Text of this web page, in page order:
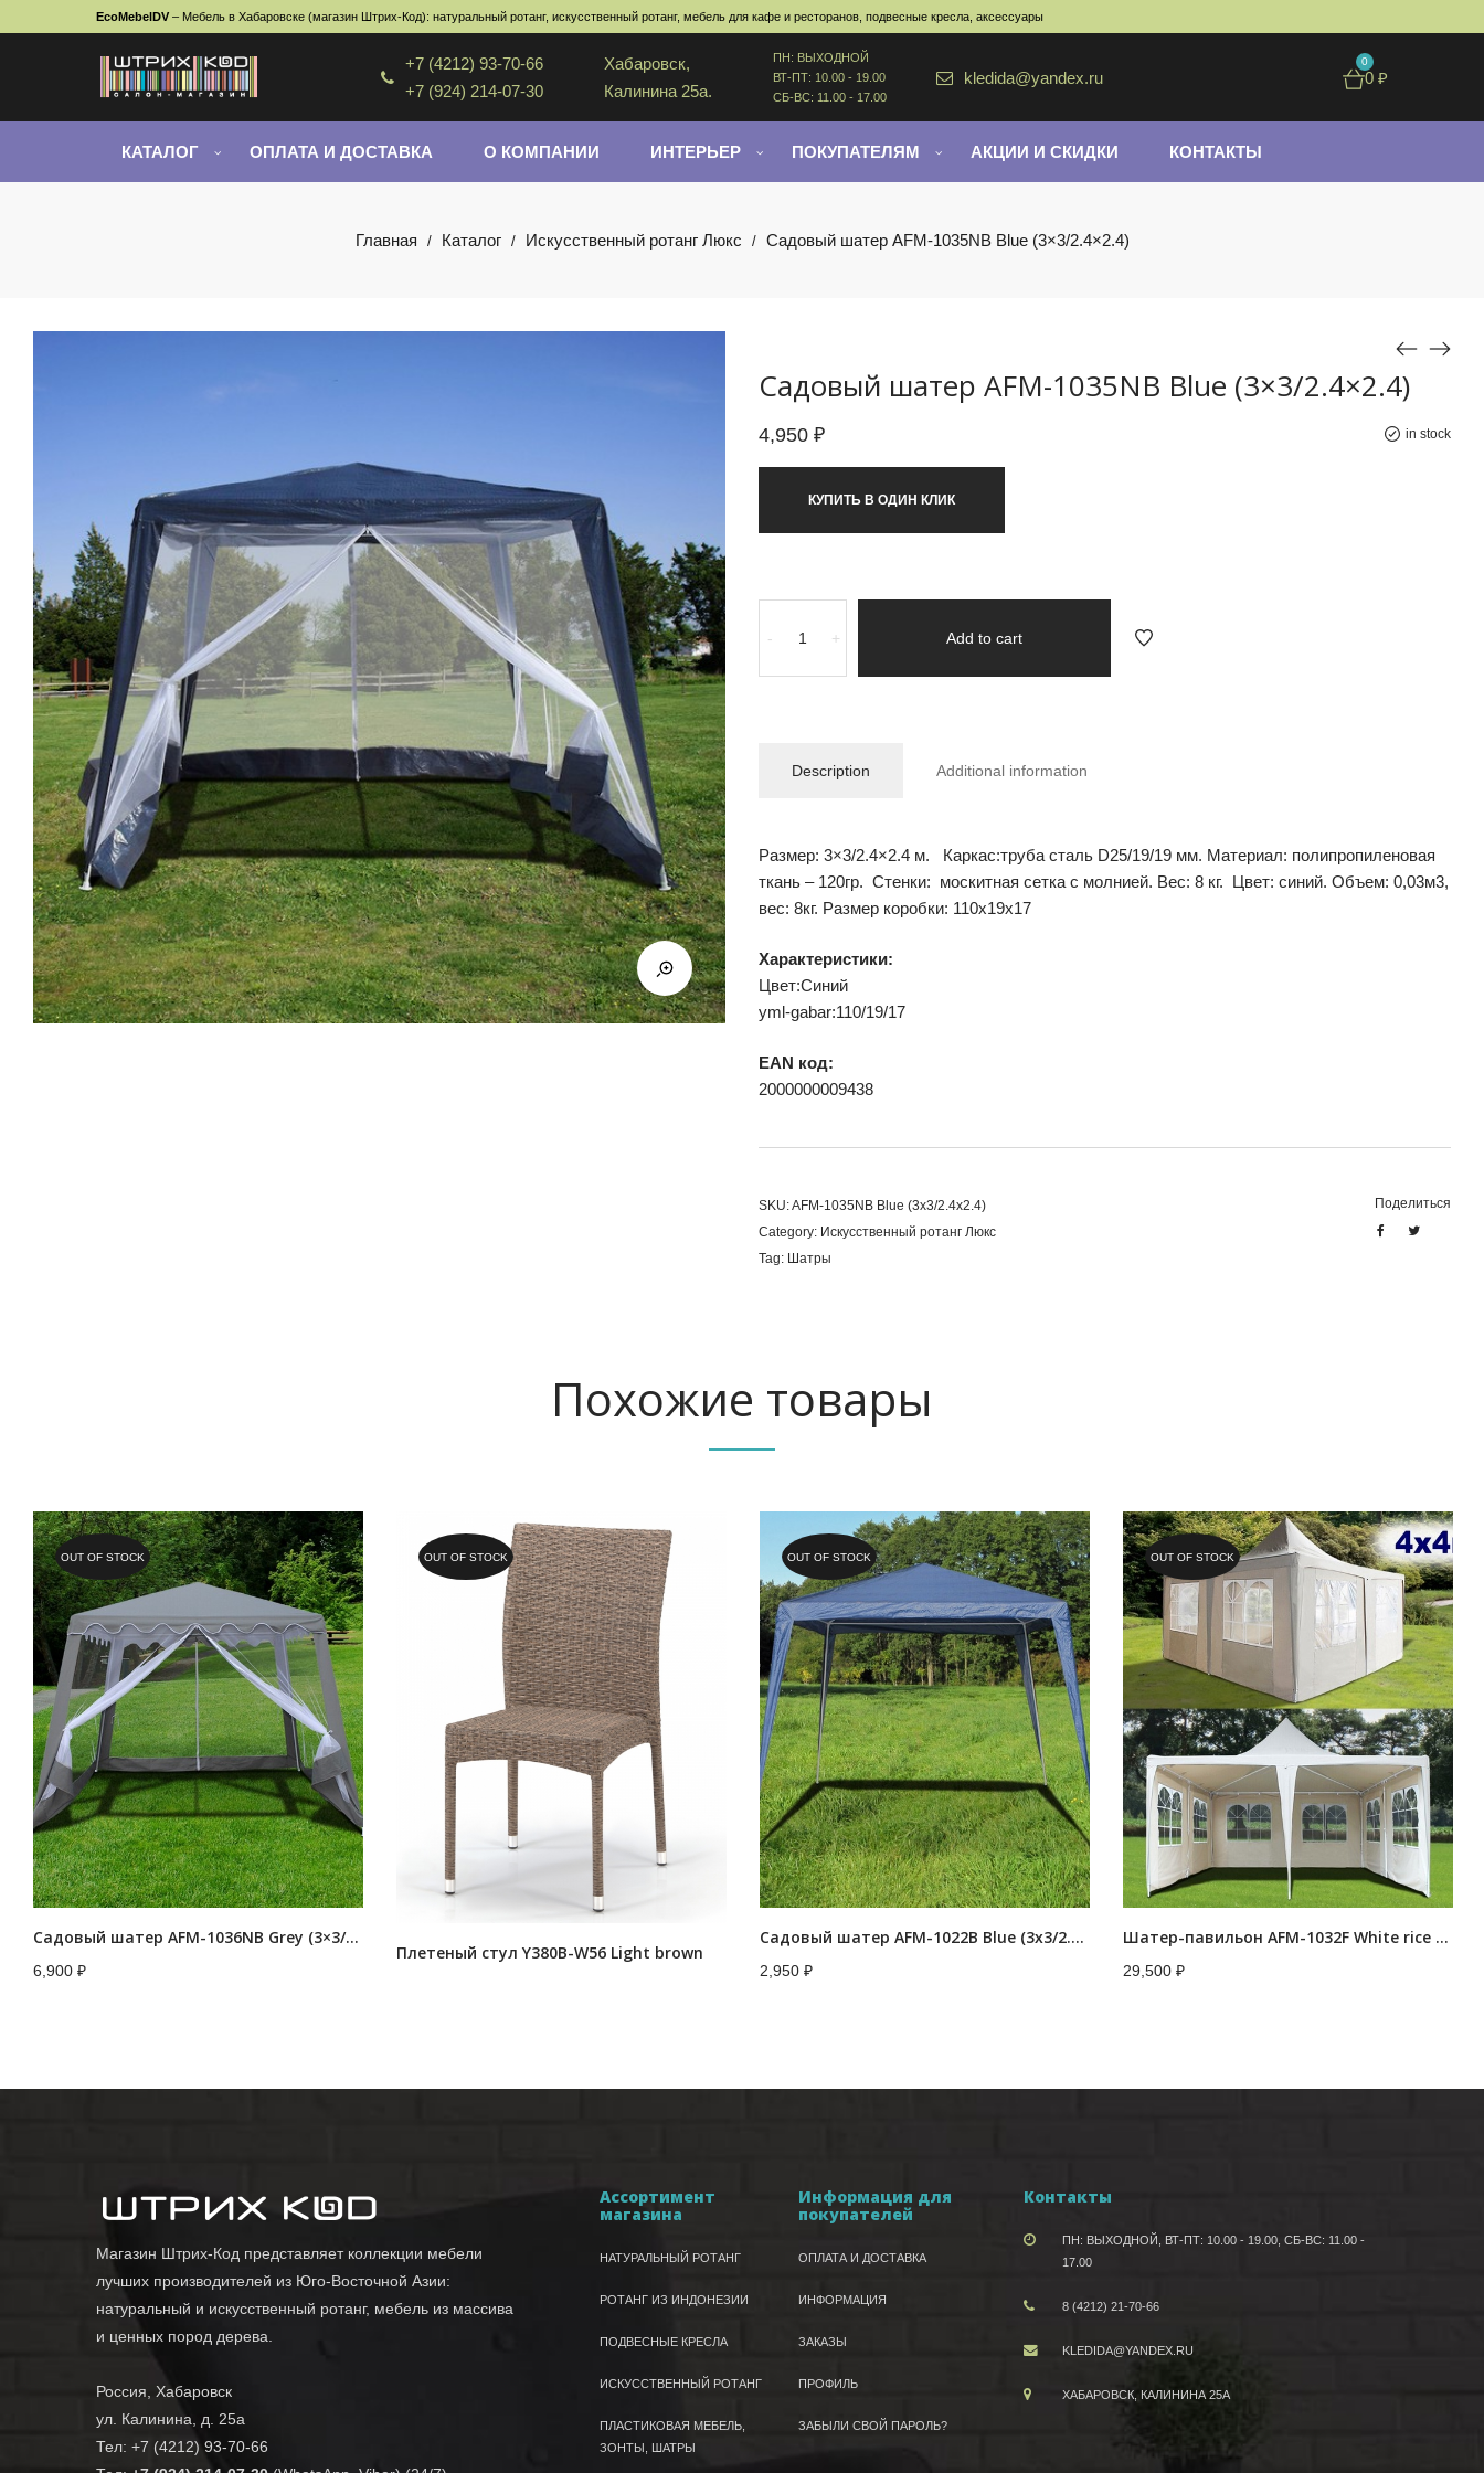
EcoMebelDV – Мебель в Хабаровске (магазин Штрих-Код): натуральный ротанг, искусственный ротанг, мебель для кафе и ресторанов, подвесные кресла, аксессуары
+7 (4212) 93-70-66
+7 (924) 214-07-30
Хабаровск,
Калинина 25а.
ПН: ВЫХОДНОЙ
ВТ-ПТ: 10.00 - 19.00
СБ-ВС: 11.00 - 17.00
kledida@yandex.ru
0
0 ₽
КАТАЛОГ ОПЛАТА И ДОСТАВКА О КОМПАНИИ ИНТЕРЬЕР ПОКУПАТЕЛЯМ АКЦИИ И СКИДКИ КОНТАКТЫ
Главная / Каталог / Искусственный ротанг Люкс / Садовый шатер AFM-1035NB Blue (3×3/2.4×2.4)
Садовый шатер AFM-1035NB Blue (3×3/2.4×2.4)
in stock
4,950 ₽
КУПИТЬ В ОДИН КЛИК
- + Add to cart
Description Additional information
Размер: 3×3/2.4×2.4 м. Каркас:труба сталь D25/19/19 мм. Материал: полипропиленовая
ткань – 120гр. Стенки: москитная сетка с молнией. Вес: 8 кг. Цвет: синий. Объем: 0,03м3,
вес: 8кг. Размер коробки: 110х19х17
Характеристики:
Цвет:Синий
yml-gabar:110/19/17
EAN код:
2000000009438
SKU:AFM-1035NB Blue (3x3/2.4x2.4)
Category: Искусственный ротанг Люкс
Tag: Шатры
Поделиться
Похожие товары
OUT OF STOCK
Садовый шатер AFM-1036NB Grey (3×3/2.4×2.4)
6,900 ₽
OUT OF STOCK
Плетеный стул Y380B-W56 Light brown
OUT OF STOCK
Садовый шатер AFM-1022B Blue (3х3/2.4х2.4)
2,950 ₽
OUT OF STOCK
Шатер-павильон AFM-1032F White rice (4х4)
29,500 ₽
Магазин Штрих-Код представляет коллекции мебели
лучших производителей из Юго-Восточной Азии:
натуральный и искусственный ротанг, мебель из массива
и ценных пород дерева.
Россия, Хабаровск
ул. Калинина, д. 25а
Тел: +7 (4212) 93-70-66
Ассортимент
магазина
НАТУРАЛЬНЫЙ РОТАНГ
РОТАНГ ИЗ ИНДОНЕЗИИ
ПОДВЕСНЫЕ КРЕСЛА
ИСКУССТВЕННЫЙ РОТАНГ
ПЛАСТИКОВАЯ МЕБЕЛЬ,
ЗОНТЫ, ШАТРЫ
Информация для
покупателей
ОПЛАТА И ДОСТАВКА
ИНФОРМАЦИЯ
ЗАКАЗЫ
ПРОФИЛЬ
ЗАБЫЛИ СВОЙ ПАРОЛЬ?
Контакты
ПН: ВЫХОДНОЙ, ВТ-ПТ: 10.00 - 19.00, СБ-ВС: 11.00 -
17.00
8 (4212) 21-70-66
KLEDIDA@YANDEX.RU
ХАБАРОВСК, КАЛИНИНА 25А